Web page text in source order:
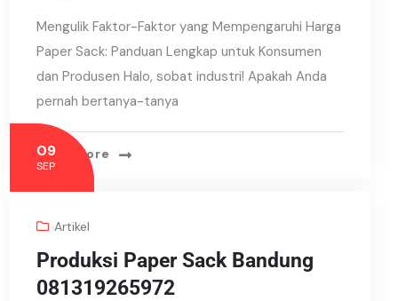
Mengulik Faktor-Faktor yang Mempengaruhi Harga
Paper Sack: Panduan Lengkap untuk Konsumen
dan Produsen Halo, sobat industri! Apakah Anda
pernah bertanya-tanya
Read More
09
SEP
Artikel
Produksi Paper Sack Bandung
081319265972